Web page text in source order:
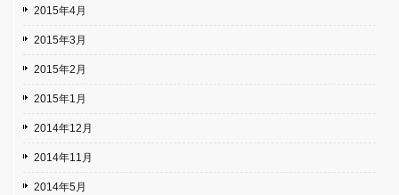
2015年4月
2015年3月
2015年2月
2015年1月
2014年12月
2014年11月
2014年5月